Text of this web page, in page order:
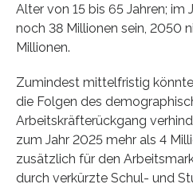
Alter von 15 bis 65 Jahren; im
noch 38 Millionen sein, 2050
Millionen.
Zumindest mittelfristig
die Folgen des
Arbeitskräfterückgang
zum Jahr 2025 mehr als 4
zusätzlich für den
durch verkürzte Schul- und